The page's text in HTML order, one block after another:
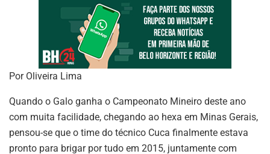
Por Oliveira Lima
Quando o Galo ganha o Campeonato Mineiro deste ano
com muita facilidade, chegando ao hexa em Minas Gerais,
pensou-se que o time do técnico Cuca finalmente estava
pronto para brigar por tudo em 2015, juntamente com